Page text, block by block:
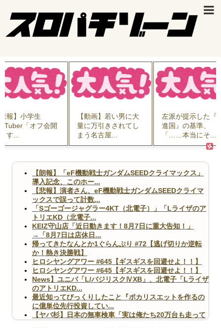
報】小学生
「オフ会開
す...
【動画】若い男に大
量に万引きされてし
まう名古屋...
左派が提示した『
進国』の基準、
「……本当にそ...
【朗報】「eF機動戦士ガンダムSEEDクライマックス」
導入記念、このホー...
【悲報】演者さん、eF機動戦士ガンダムSEEDクライマ
ックスで誤って計数...
「Sゴーゴージャグラー4KT（北電子）」「Lライザのア
トリエKD（北電子...
KEIZ守山店「近日動きます！8月7日に重大告知！」
→「8月7日は店休日...
帰ってきたなんとか1ぐらんぷり #72【逃げ切りか逆転
か！熱き決勝戦】
ヒロシヤングアワー #645【ギスギスを回避せよ！！】
ヒロシヤングアワー #645【ギスギスを回避せよ！！】
News】ユニバ「L/バジリスクⅣXB」、北電子「Lライザ
のアトリエKD...
最近知ってびっくりしたこと『ポカリスエットを作るの
に億単位先行投資してい...
【ヤバ杉】日本の無車検車「実は俺たち20万台も走って